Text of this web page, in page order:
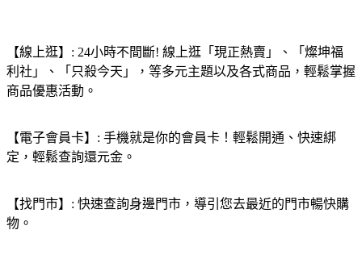
【線上逛】: 24小時不間斷! 線上逛「現正熱賣」、「燦坤福
利社」、「只殺今天」，等多元主題以及各式商品，輕鬆掌握
商品優惠活動。
【電子會員卡】: 手機就是你的會員卡！輕鬆開通、快速綁
定，輕鬆查詢還元金。
【找門市】: 快速查詢身邊門市，導引您去最近的門市暢快購
物。